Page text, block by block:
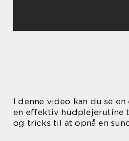
I denne video kan du se
en effektiv hudplejerutine
og tricks til at opnå en